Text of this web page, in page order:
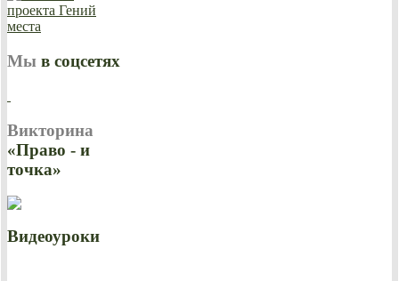
Мы в соцсетях
Викторина
«Право - и
точка»
Видеоуроки